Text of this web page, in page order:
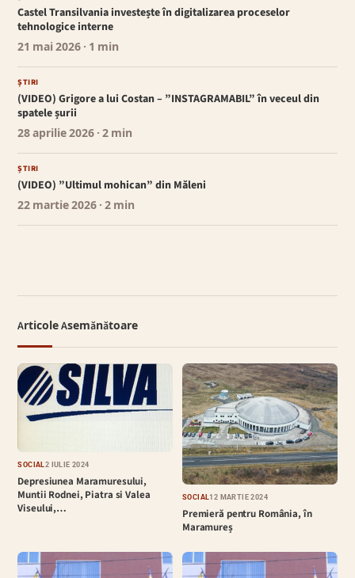
Castel Transilvania investește în digitalizarea proceselor
tehnologice interne
21 mai 2026 · 1 min
ȘTIRI
(VIDEO) Grigore a lui Costan – ”INSTAGRAMABIL” în veceul din
spatele șurii
28 aprilie 2026 · 2 min
ȘTIRI
(VIDEO) ”Ultimul mohican” din Măleni
22 martie 2026 · 2 min
Articole Asemănătoare
SOCIAL2 IULIE 2024
Depresiunea Maramuresului,
Muntii Rodnei, Piatra si Valea
Viseului,…
SOCIAL12 MARTIE 2024
Premieră pentru România, în
Maramureș